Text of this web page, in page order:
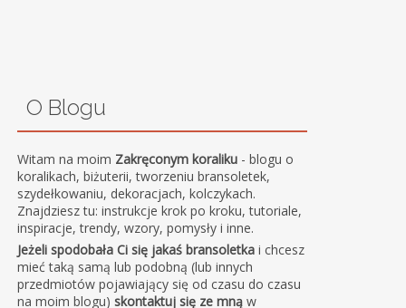
O Blogu
Witam na moim Zakręconym koraliku - blogu o
koralikach, biżuterii, tworzeniu bransoletek,
szydełkowaniu, dekoracjach, kolczykach.
Znajdziesz tu: instrukcje krok po kroku, tutoriale,
inspiracje, trendy, wzory, pomysły i inne.
Jeżeli spodobała Ci się jakaś bransoletka i chcesz
mieć taką samą lub podobną (lub innych
przedmiotów pojawiający się od czasu do czasu
na moim blogu)skontaktuj się ze mną w